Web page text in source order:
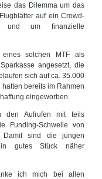
das Dilemma um das
auf ein Crowd-
und um finanzielle
solchen MTF als
angesetzt, die
sich auf ca. 35.000
bereits im Rahmen
eingeworben.
den Aufrufen mit teils
Funding-Schwelle von
Damit sind die jungen
gutes Stück näher
ich mich bei allen